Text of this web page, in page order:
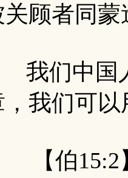
顾者同蒙
中国人
，我们可
15:2】“